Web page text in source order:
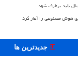
باید برطرف شود
هوش مصنوعی را آغاز کرد
جدیدترین ها